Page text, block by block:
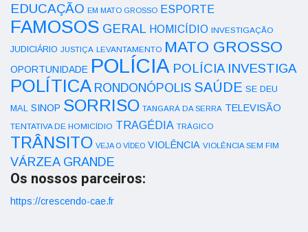
EDUCAÇÃO EM MATO GROSSO ESPORTE
FAMOSOS GERAL HOMICÍDIO INVESTIGAÇÃO
JUDICIÁRIO JUSTIÇA LEVANTAMENTO MATO GROSSO
OPORTUNIDADE POLÍCIA POLÍCIA INVESTIGA
POLÍTICA RONDONÓPOLIS SAÚDE SE DEU
MAL SINOP SORRISO TANGARÁ DA SERRA TELEVISÃO
TENTATIVA DE HOMICÍDIO TRAGÉDIA TRÁGICO
TRÂNSITO VEJA O VÍDEO VIOLÊNCIA VIOLÊNCIA SEM FIM
VÁRZEA GRANDE
Os nossos parceiros:
https://crescendo-cae.fr